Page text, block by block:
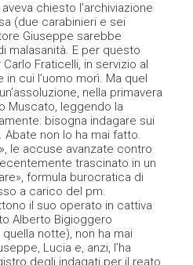
chiesto l’archiviazione
(due carabinieri e sei
Giuseppe sarebbe
malasanità. E per questo
Fraticelli, in servizio al
cui l’uomo morì. Ma quel
nella primavera
Muscato, leggendo la
bisogna indagare sui
non lo ha mai fatto.
le accuse avanzate contro
trascinato in un
formula burocratica di
a carico del pm.
il suo operato in cattiva
Alberto Bigioggero
notte), non ha mai
Lucia e, anzi, l’ha